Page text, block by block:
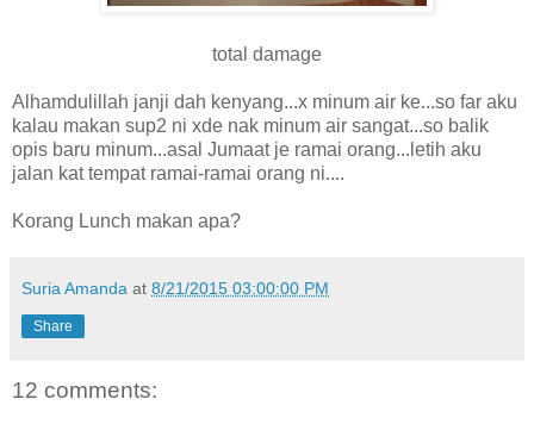
total damage
Alhamdulillah janji dah kenyang...x minum air ke...so far aku
kalau makan sup2 ni xde nak minum air sangat...so balik
opis baru minum...asal Jumaat je ramai orang...letih aku
jalan kat tempat ramai-ramai orang ni....
Korang Lunch makan apa?
Suria Amanda at 8/21/2015 03:00:00 PM
Share
12 comments: